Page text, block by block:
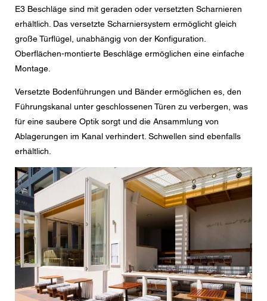
E3 Beschläge sind mit geraden oder versetzten Scharnieren
erhältlich. Das versetzte Scharniersystem ermöglicht gleich
große Türflügel, unabhängig von der Konfiguration.
Oberflächen-montierte Beschläge ermöglichen eine einfache
Montage.
Versetzte Bodenführungen und Bänder ermöglichen es, den
Führungskanal unter geschlossenen Türen zu verbergen, was
für eine saubere Optik sorgt und die Ansammlung von
Ablagerungen im Kanal verhindert. Schwellen sind ebenfalls
erhältlich.